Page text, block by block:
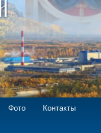
Фото
Контакты
`